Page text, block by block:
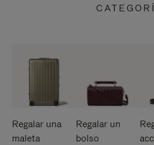
Regalar una
maleta
Regalar un
bolso